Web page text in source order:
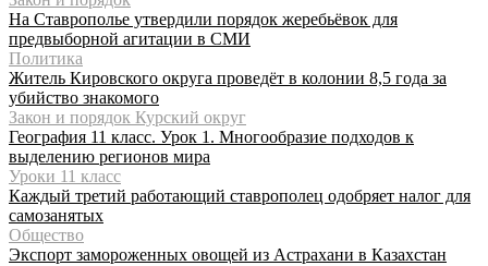
На Ставрополье утвердили порядок жеребьёвок для
предвыборной агитации в СМИ
Политика
Житель Кировского округа проведёт в колонии 8,5 года за
убийство знакомого
Закон и порядок Курский округ
География 11 класс. Урок 1. Многообразие подходов к
выделению регионов мира
Уроки 11 класс
Каждый третий работающий ставрополец одобряет налог для
самозанятых
Общество
Экспорт замороженных овощей из Астрахани в Казахстан